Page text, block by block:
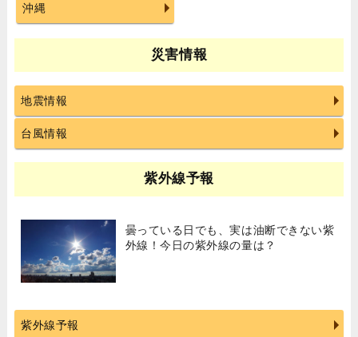
沖縄
災害情報
地震情報
台風情報
紫外線予報
曇っている日でも、実は油断できない紫
外線！今日の紫外線の量は？
紫外線予報